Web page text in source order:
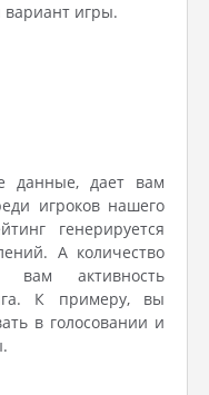
игры.
данные, дает вам
игроков нашего
генерируется
А количество
вам активность
К примеру, вы
в голосовании и